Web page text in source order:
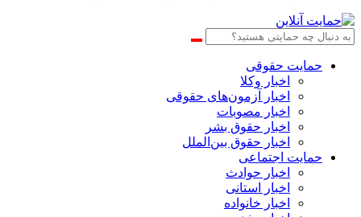
حمایت حقوقی
اخبار وکلا
اخبار آزمون‌های حقوقی
اخبار مصوبات
اخبار حقوق بشر
اخبار حقوق بین‌الملل
حمایت اجتماعی
اخبار حوادث
اخبار استانی
اخبار خانواده